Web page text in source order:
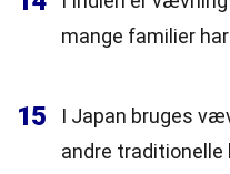
mange familier
15
I Japan bruges
andre traditionelle